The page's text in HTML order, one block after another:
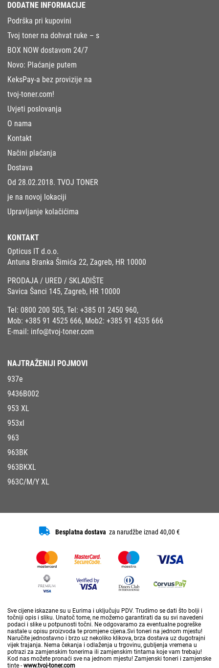
DODATNE INFORMACIJE
Podrška pri kupovini
Tvoj toner na dohvat ruke – s
BOX NOW dostavom 24/7
Novo: Plaćanje putem
KeksPay-a bez provizije na
tvoj-toner.com!
Uvjeti poslovanja
O nama
Kontakt
Načini plaćanja
Dostava
Od 28.02.2018. TVOJ TONER
je na novoj lokaciji
Upravljanje kolačićima
KONTAKT
Opticus IT d.o.o.
Antuna Branka Šimića 22, Zagreb, HR 10000
PRODAJA / URED / SKLADIŠTE
Savica Šanci 145, Zagreb, HR 10000
Tel: 0800 200 505, Tel: +385 01 2450 960,
Mob: +385 91 4525 666, Mob2: +385 91 4535 666
E-mail: info@tvoj-toner.com
NAJTRAŽENIJI POJMOVI
937e
9436B002
953 XL
953xl
963
963BK
963BKXL
963C/M/Y XL
Besplatna dostava za narudžbe iznad 40,00 €
Sve cijene iskazane su u Eurima i uključuju PDV. Trudimo se dati što bolji i
točniji opis i sliku. Unatoč tome, ne možemo garantirati da su svi navedeni
podaci i slike u potpunosti točni. Ne odgovaramo za eventualne pogreške
nastale u opisu proizvoda te promjene cijena.Svi toneri na jednom mjestu!
Naručite jednostavno i brzo uz nekoliko klikova, brza dostava uz dugotrajni
vijek trajanja. Nema čekanja i odlaženja u trgovinu, gubljenja vremena u
potrazi za zamjenskim tonerima ili zamjenskim tintama koje vam trebaju!
Kod nas možete pronaći sve na jednom mjestu! Zamjenski toneri i zamjenske
tinte - www.tvoj-toner.com